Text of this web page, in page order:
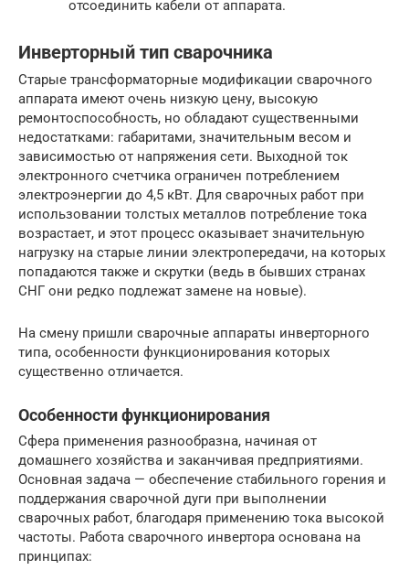
отсоединить кабели от аппарата.
Инверторный тип сварочника
Старые трансформаторные модификации сварочного
аппарата имеют очень низкую цену, высокую
ремонтоспособность, но обладают существенными
недостатками: габаритами, значительным весом и
зависимостью от напряжения сети. Выходной ток
электронного счетчика ограничен потреблением
электроэнергии до 4,5 кВт. Для сварочных работ при
использовании толстых металлов потребление тока
возрастает, и этот процесс оказывает значительную
нагрузку на старые линии электропередачи, на которых
попадаются также и скрутки (ведь в бывших странах
СНГ они редко подлежат замене на новые).
На смену пришли сварочные аппараты инверторного
типа, особенности функционирования которых
существенно отличается.
Особенности функционирования
Сфера применения разнообразна, начиная от
домашнего хозяйства и заканчивая предприятиями.
Основная задача — обеспечение стабильного горения и
поддержания сварочной дуги при выполнении
сварочных работ, благодаря применению тока высокой
частоты. Работа сварочного инвертора основана на
принципах: